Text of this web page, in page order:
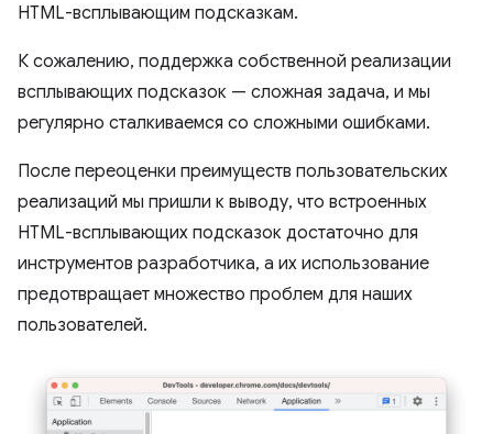
HTML-всплывающим подсказкам.
К сожалению, поддержка собственной реализации
всплывающих подсказок — сложная задача, и мы
регулярно сталкиваемся со сложными ошибками.
После переоценки преимуществ пользовательских
реализаций мы пришли к выводу, что встроенных
HTML-всплывающих подсказок достаточно для
инструментов разработчика, а их использование
предотвращает множество проблем для наших
пользователей.